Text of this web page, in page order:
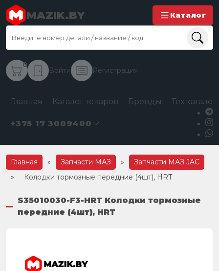
MAZIK.BY Каталог
0
Войти Регистрация
Главная Каталог товаров Бренды
+375 17 3009400
Главная » Запчасти МАЗ »
Запчасти МАЗ JAC
»
Колодки тормозные передние (4шт), HRT
S35010030-F3-HRT Колодки тормозные
передние (4шт), HRT